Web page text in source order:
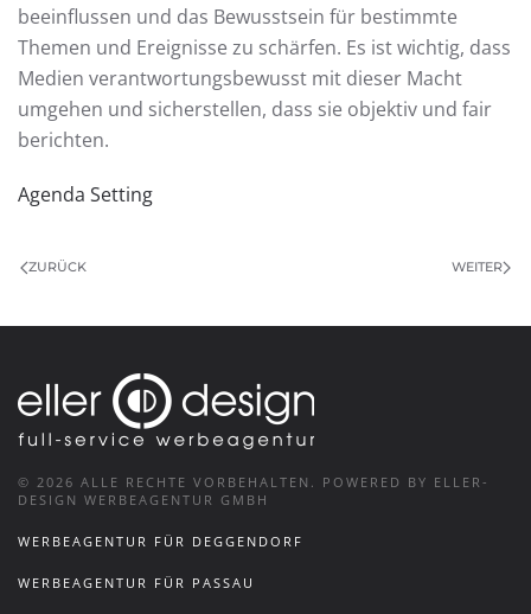
beeinflussen und das Bewusstsein für bestimmte
Themen und Ereignisse zu schärfen. Es ist wichtig, dass
Medien verantwortungsbewusst mit dieser Macht
umgehen und sicherstellen, dass sie objektiv und fair
berichten.
Agenda Setting
ZURÜCK WEITER
© 2026 ALLE RECHTE VORBEHALTEN. POWERED BY ELLER-
DESIGN WERBEAGENTUR GMBH
WERBEAGENTUR FÜR DEGGENDORF
WERBEAGENTUR FÜR PASSAU